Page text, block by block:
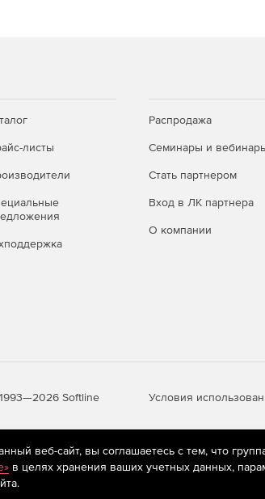
листы
Распродажа
Семинары и
Стать партнером
Вход в ЛК партнера
О компании
Softline Условия
рекомендательные технологии
пользователей сети «Интернет»,
веб-сайт, вы соглашаетесь с тем, что
в целях хранения ваших учетных данных,